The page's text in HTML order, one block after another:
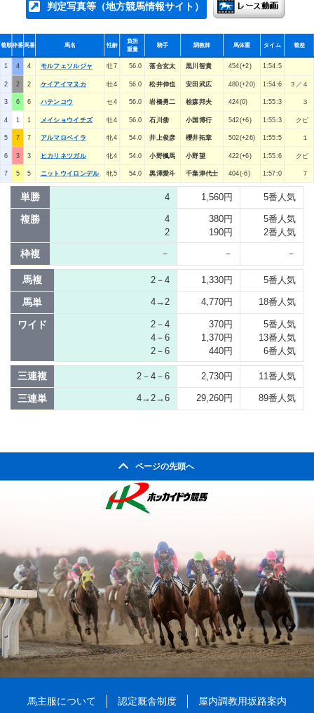
判定写真等（地方競馬情報サイト）
着順枠番馬番 馬名 性齢
負担
重量
騎手 調教師 馬体重 タイム 着差
1 4 4 モルフェソルジャ 牡7 56.0 落合玄太 黒川智貴 454(+2) 1:54:5
2 2 2 ケイアイマヌカ 牡4 56.0 松井伸也 安田武広 480(+20) 1:54:6 ３／４
3 6 6 ハテンコウ セ4 56.0 岩橋勇二 桧森邦夫 424(0) 1:55:3 ３
4 1 1 メイショウイチズ 牡4 56.0 石川倭 小国博行 542(+6) 1:55:3 クビ
5 7 7 アルマロベイラ 牝4 54.0 井上俊彦 櫻井拓章 502(+26) 1:55:5 １
6 3 3 ヒカリネツガル 牝4 54.0 小野楓馬 小野望 422(+6) 1:55:6 クビ
7 5 5 ニットウイロンデル 牝5 54.0 黒澤愛斗 千葉津代士 404(-6) 1:57:0 ７
単勝 4 1,560円 5番人気
複勝
4
2
380円
190円
5番人気
2番人気
枠複 － － －
馬複 2－4 1,330円 5番人気
馬単 4→2 4,770円 18番人気
ワイド
2－4
4－6
2－6
370円
1,370円
440円
5番人気
13番人気
6番人気
三連複 2－4－6 2,730円 11番人気
三連単 4→2→6 29,260円 89番人気
ページの先頭へ
馬主服について 認定厩舎制度 屋内調教用坂路案内